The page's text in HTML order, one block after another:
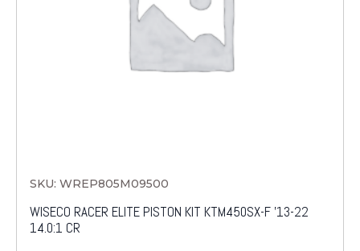
SKU: WREP805M09500
WISECO RACER ELITE PISTON KIT KTM450SX-F '13-22
14.0:1 CR